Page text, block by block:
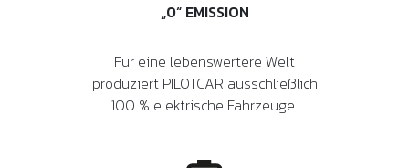
„0“ EMISSION
Für eine lebenswertere Welt
produziert PILOTCAR ausschließlich
100 % elektrische Fahrzeuge.